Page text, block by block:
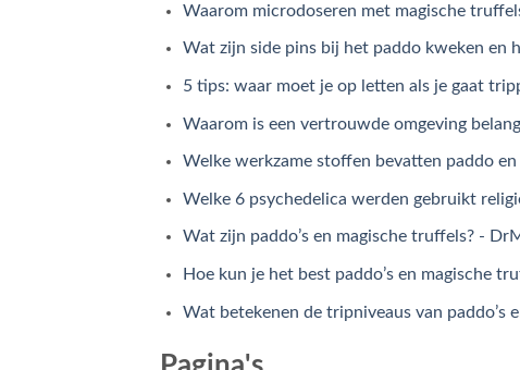
Waarom microdoseren met magische
Wat zijn side pins bij het paddo kweken en
5 tips: waar moet je op letten als je gaat
Waarom is een vertrouwde omgeving
Welke werkzame stoffen bevatten paddo
Welke 6 psychedelica werden gebruikt
Wat zijn paddo’s en magische truffels? -
Hoe kun je het best paddo’s en magische
Wat betekenen de tripniveaus van paddo’s